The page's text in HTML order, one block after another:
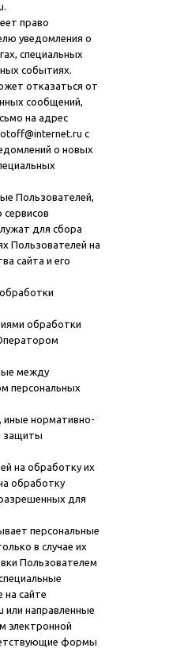
право
уведомления о
специальных
событиях.
отказаться от
сообщений,
на адрес
с
о новых
Пользователей,
для сбора
Пользователей на
сайта и его
обработки
между
персональных
нормативно-
защиты
на обработку их
обработку
для
персональные
в случае их
Пользователем
сайте
или направленные
электронной
формы